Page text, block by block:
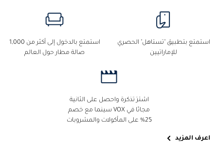
استمتع بتطبيق "تستاهل" الحصري
للإماراتيين
استمتع بالدخول إلى أكثر من 1,000
صالة مطار حول العالم
اشترِ تذكرة واحصل على الثانية
مجانًا في VOX سينما مع خصم
25% على المأكولات والمشروبات
اعرف المزيد